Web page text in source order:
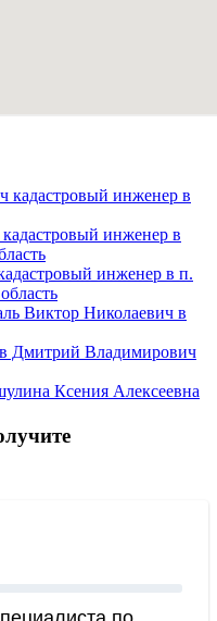
кадастровый инженер в
инженер в
инженер в п.
Виктор Николаевич в
Дмитрий Владимирович
Ксения Алексеевна